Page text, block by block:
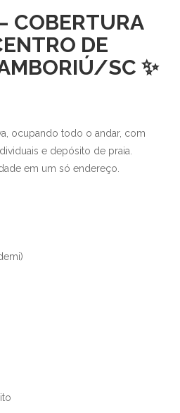
COBERTURA
DE
SC ✨
ocupando todo o andar, com
e depósito de praia.
em um só endereço.